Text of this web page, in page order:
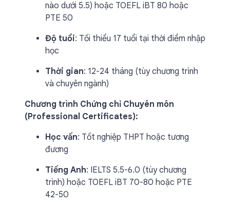
nào dưới 5.5) hoặc TOEFL iBT 80 hoặc
PTE 50
Độ tuổi: Tối thiểu 17 tuổi tại thời điểm nhập
học
Thời gian: 12-24 tháng (tùy chương trình
và chuyên ngành)
Chương trình Chứng chỉ Chuyên môn
(Professional Certificates):
Học vấn: Tốt nghiệp THPT hoặc tương
đương
Tiếng Anh: IELTS 5.5-6.0 (tùy chương
trình) hoặc TOEFL iBT 70-80 hoặc PTE
42-50